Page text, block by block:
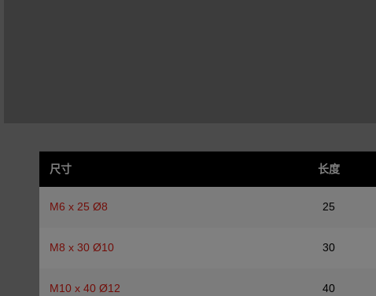
尺寸 长度
M6 x 25 Ø8 25
M8 x 30 Ø10 30
M10 x 40 Ø12 40